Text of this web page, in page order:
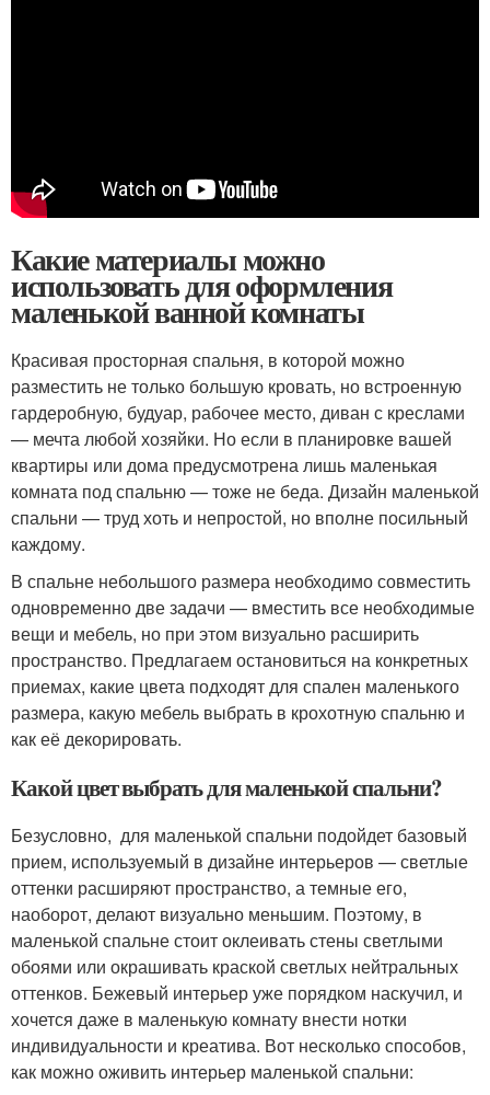
Какие материалы можно
использовать для оформления
маленькой ванной комнаты
Красивая просторная спальня, в которой можно
разместить не только большую кровать, но встроенную
гардеробную, будуар, рабочее место, диван с креслами
— мечта любой хозяйки. Но если в планировке вашей
квартиры или дома предусмотрена лишь маленькая
комната под спальню — тоже не беда. Дизайн маленькой
спальни — труд хоть и непростой, но вполне посильный
каждому.
В спальне небольшого размера необходимо совместить
одновременно две задачи — вместить все необходимые
вещи и мебель, но при этом визуально расширить
пространство. Предлагаем остановиться на конкретных
приемах, какие цвета подходят для спален маленького
размера, какую мебель выбрать в крохотную спальню и
как её декорировать.
Какой цвет выбрать для маленькой спальни?
Безусловно, для маленькой спальни подойдет базовый
прием, используемый в дизайне интерьеров — светлые
оттенки расширяют пространство, а темные его,
наоборот, делают визуально меньшим. Поэтому, в
маленькой спальне стоит оклеивать стены светлыми
обоями или окрашивать краской светлых нейтральных
оттенков. Бежевый интерьер уже порядком наскучил, и
хочется даже в маленькую комнату внести нотки
индивидуальности и креатива. Вот несколько способов,
как можно оживить интерьер маленькой спальни: